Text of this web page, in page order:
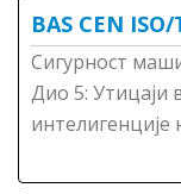
BAS CEN
Сигурност
Дио 5: Утицаји